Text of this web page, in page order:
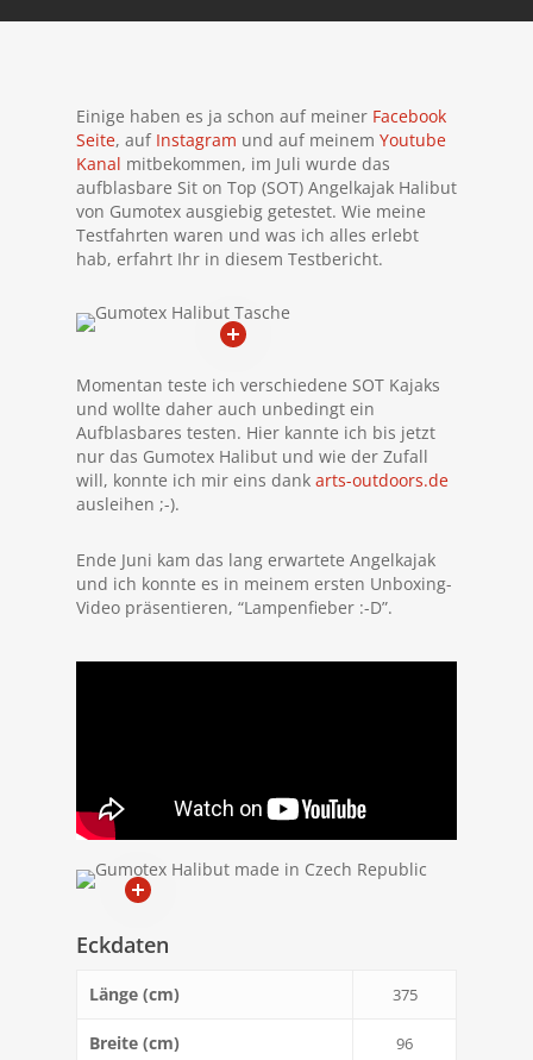
Einige haben es ja schon auf meiner Facebook
Seite, auf Instagram und auf meinem Youtube
Kanal mitbekommen, im Juli wurde das
aufblasbare Sit on Top (SOT) Angelkajak Halibut
von Gumotex ausgiebig getestet. Wie meine
Testfahrten waren und was ich alles erlebt
hab, erfahrt Ihr in diesem Testbericht.
Momentan teste ich verschiedene SOT Kajaks
und wollte daher auch unbedingt ein
Aufblasbares testen. Hier kannte ich bis jetzt
nur das Gumotex Halibut und wie der Zufall
will, konnte ich mir eins dank arts-outdoors.de
ausleihen ;-).
Ende Juni kam das lang erwartete Angelkajak
und ich konnte es in meinem ersten Unboxing-
Video präsentieren, “Lampenfieber :-D”.
Eckdaten
Länge (cm) 375
Breite (cm) 96